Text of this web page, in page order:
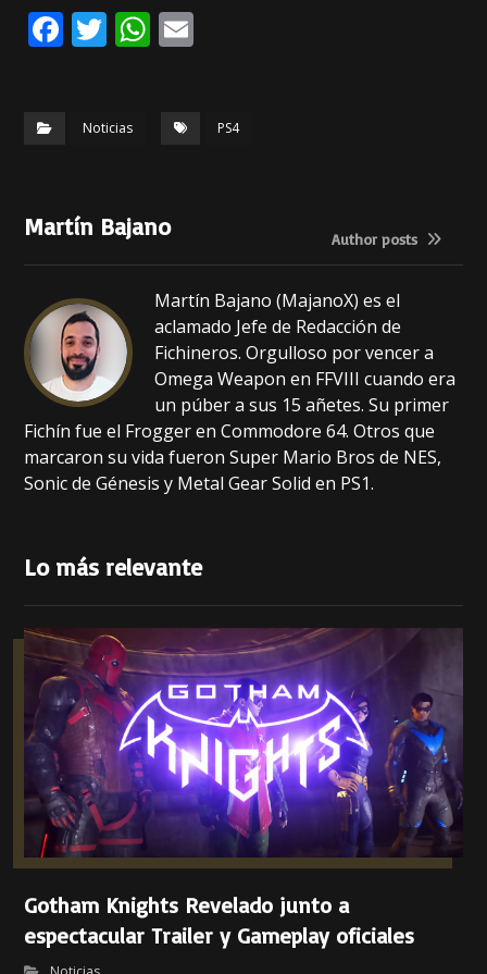
F
o
o
k
T
te
W
ts
p
Noticias PS4
Martín Bajano Author posts
Martín Bajano (MajanoX) es el
aclamado Jefe de Redacción de
Fichineros. Orgulloso por vencer a
Omega Weapon en FFVIII cuando era
un púber a sus 15 añetes. Su primer
Fichín fue el Frogger en Commodore 64. Otros que
marcaron su vida fueron Super Mario Bros de NES,
Sonic de Génesis y Metal Gear Solid en PS1.
Lo más relevante
Gotham Knights Revelado junto a
espectacular Trailer y Gameplay oficiales